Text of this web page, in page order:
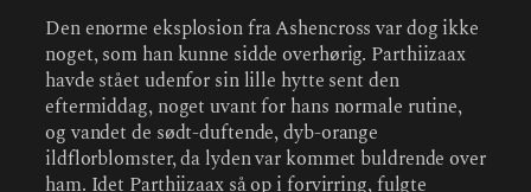
Den enorme eksplosion fra Ashencross var dog ikke
noget, som han kunne sidde overhørig. Parthiizaax
havde stået udenfor sin lille hytte sent den
eftermiddag, noget uvant for hans normale rutine,
og vandet de sødt-duftende, dyb-orange
ildflorblomster, da lyden var kommet buldrende over
ham. Idet Parthiizaax så op i forvirring, fulgte